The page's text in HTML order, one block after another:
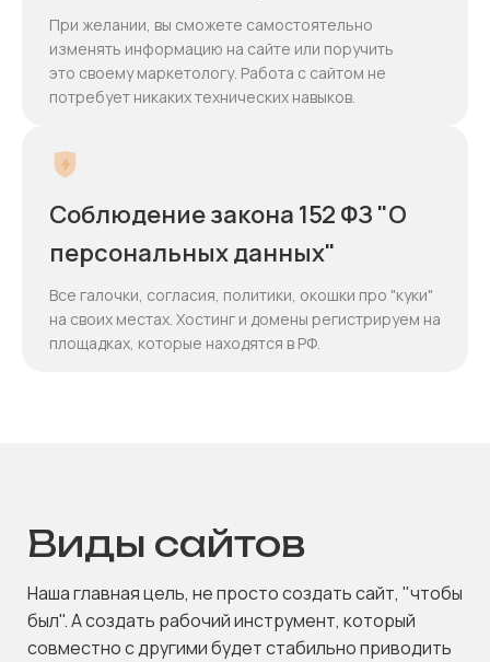
При желании, вы сможете самостоятельно
изменять информацию на сайте или поручить
это своему маркетологу. Работа с сайтом не
потребует никаких технических навыков.
Соблюдение закона 152 ФЗ "О
персональных данных"
Все галочки, согласия, политики, окошки про "куки"
на своих местах. Хостинг и домены регистрируем на
площадках, которые находятся в РФ.
Виды сайтов
Наша главная цель, не просто создать сайт, "чтобы
был". А создать рабочий инструмент, который
совместно с другими будет стабильно приводить